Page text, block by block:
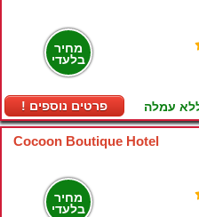
מחיר
בלעדי
! פרטים נוספים עמלה
Cocoon Boutique Hotel
מחיר
בלעדי